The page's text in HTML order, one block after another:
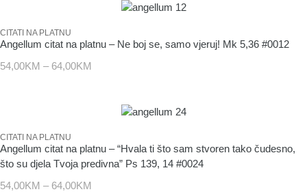
CITATI NA PLATNU
Angellum citat na platnu – Ne boj se, samo vjeruj! Mk 5,36 #0012
54,00KM – 64,00KM
CITATI NA PLATNU
Angellum citat na platnu – “Hvala ti što sam stvoren tako čudesno,
što su djela Tvoja predivna” Ps 139, 14 #0024
54,00KM – 64,00KM